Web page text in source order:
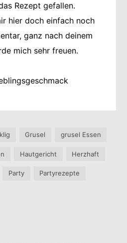
Rezept gefallen.
hier doch einfach noch
ganz nach deinem
mich sehr freuen.
Grusel grusel Essen
Hautgericht Herzhaft
Party Partyrezepte